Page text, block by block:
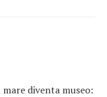
diventa museo: